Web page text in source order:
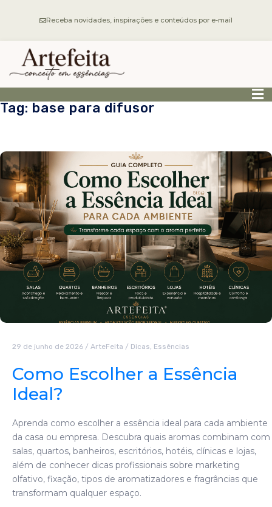
Receba novidades, inspirações e conteúdos por e-mail
Tag: base para difusor
29 de junho de 2026 / ArteFeita / Dicas, Essências
Como Escolher a Essência
Ideal?
Aprenda como escolher a essência ideal para cada ambiente
da casa ou empresa. Descubra quais aromas combinam com
salas, quartos, banheiros, escritórios, hotéis, clínicas e lojas,
além de conhecer dicas profissionais sobre marketing
olfativo, fixação, tipos de aromatizadores e fragrâncias que
transformam qualquer espaço.